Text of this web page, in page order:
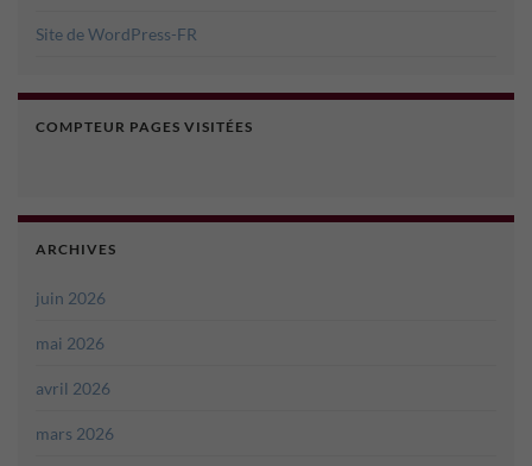
Site de WordPress-FR
COMPTEUR PAGES VISITÉES
ARCHIVES
juin 2026
mai 2026
avril 2026
mars 2026